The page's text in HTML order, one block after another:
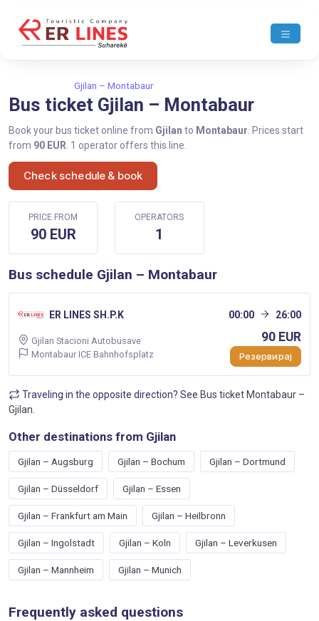
Gjilan – Montabaur
Bus ticket Gjilan – Montabaur
Book your bus ticket online from Gjilan to Montabaur . Prices start
from 90 EUR . 1 operator offers this line.
Check schedule & book
PRICE FROM
90 EUR
OPERATORS
1
Bus schedule Gjilan – Montabaur
ER LINES SH.P.K 00:00 26:00
Gjilan Stacioni Autobusave
Montabaur ICE Bahnhofsplatz
90 EUR
Резервирај
Traveling in the opposite direction? See Bus ticket Montabaur –
Gjilan
Other destinations from Gjilan
Gjilan – Augsburg Gjilan – Bochum Gjilan – Dortmund
Gjilan – Düsseldorf Gjilan – Essen
Gjilan – Frankfurt am Main Gjilan – Heilbronn
Gjilan – Ingolstadt Gjilan – Koln Gjilan – Leverkusen
Gjilan – Mannheim Gjilan – Munich
Frequently asked questions